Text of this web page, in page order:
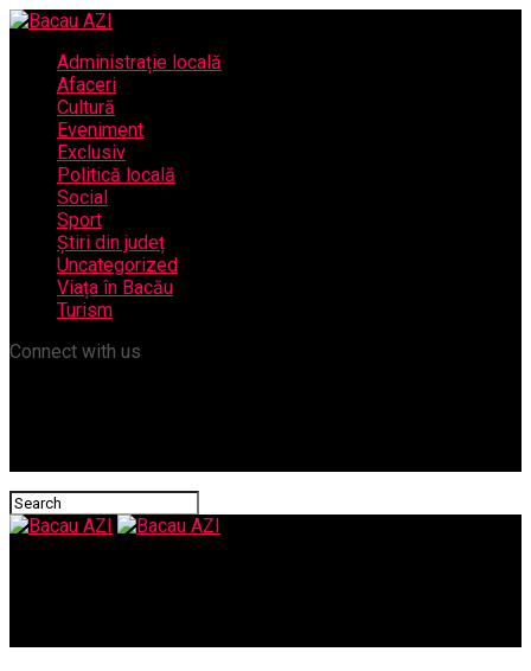
Administrație locală
Afaceri
Cultură
Eveniment
Exclusiv
Politică locală
Social
Sport
Știri din județ
Uncategorized
Viața în Bacău
Turism
Connect with us